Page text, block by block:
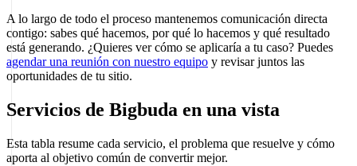
A lo largo de todo el proceso mantenemos comunicación directa
contigo: sabes qué hacemos, por qué lo hacemos y qué resultado
está generando. ¿Quieres ver cómo se aplicaría a tu caso? Puedes
agendar una reunión con nuestro equipo y revisar juntos las
oportunidades de tu sitio.
Servicios de Bigbuda en una vista
Esta tabla resume cada servicio, el problema que resuelve y cómo
aporta al objetivo común de convertir mejor.